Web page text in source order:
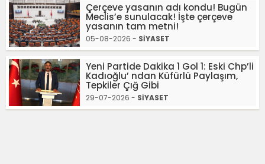
Çerçeve yasanın adı kondu! Bugün
Meclis’e sunulacak! İşte çerçeve
yasanın tam metni!
05-08-2026 - SİYASET
Yeni Partide Dakika 1 Gol 1: Eski Chp’li
Kadıoğlu’ ndan Küfürlü Paylaşım,
Tepkiler Çığ Gibi
29-07-2026 - SİYASET